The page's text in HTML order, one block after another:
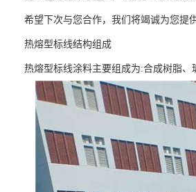
希望下次与您合作，我们将竭诚为您提供
热熔型标线结构组成
热熔型标线涂料主要组成为:合成树脂